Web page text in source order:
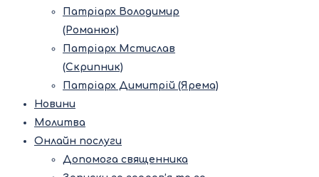
Патріарх Володимир
(Романюк)
Патріарх Мстислав
(Скрипник)
Патріарх Димитрій (Ярема)
Новини
Молитва
Онлайн послуги
Допомога священника